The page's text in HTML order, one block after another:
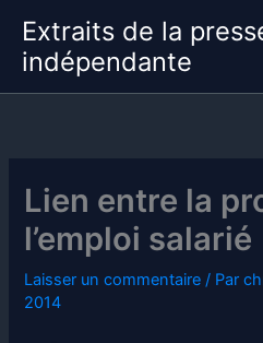
contenu
Extraits de la
indépendante
Lien entre la
l’emploi salarié
Laisser un commentaire / Par
2014